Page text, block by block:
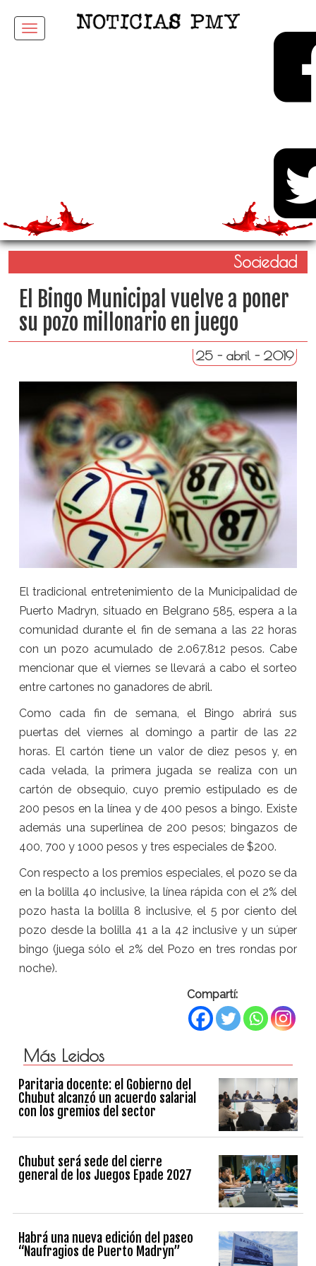
Menu
Sociedad
El Bingo Municipal vuelve a poner
su pozo millonario en juego
25 - abril - 2019
El tradicional entretenimiento de la Municipalidad de
Puerto Madryn, situado en Belgrano 585, espera a la
comunidad durante el fin de semana a las 22 horas
con un pozo acumulado de 2.067.812 pesos. Cabe
mencionar que el viernes se llevará a cabo el sorteo
entre cartones no ganadores de abril.
Como cada fin de semana, el Bingo abrirá sus
puertas del viernes al domingo a partir de las 22
horas. El cartón tiene un valor de diez pesos y, en
cada velada, la primera jugada se realiza con un
cartón de obsequio, cuyo premio estipulado es de
200 pesos en la línea y de 400 pesos a bingo. Existe
además una superlínea de 200 pesos; bingazos de
400, 700 y 1000 pesos y tres especiales de $200.
Con respecto a los premios especiales, el pozo se da
en la bolilla 40 inclusive, la línea rápida con el 2% del
pozo hasta la bolilla 8 inclusive, el 5 por ciento del
pozo desde la bolilla 41 a la 42 inclusive y un súper
bingo (juega sólo el 2% del Pozo en tres rondas por
noche).
Compartí:
Más Leidos
Paritaria docente: el Gobierno del
Chubut alcanzó un acuerdo salarial
con los gremios del sector
Chubut será sede del cierre
general de los Juegos Epade 2027
Habrá una nueva edición del paseo
“Naufragios de Puerto Madryn”